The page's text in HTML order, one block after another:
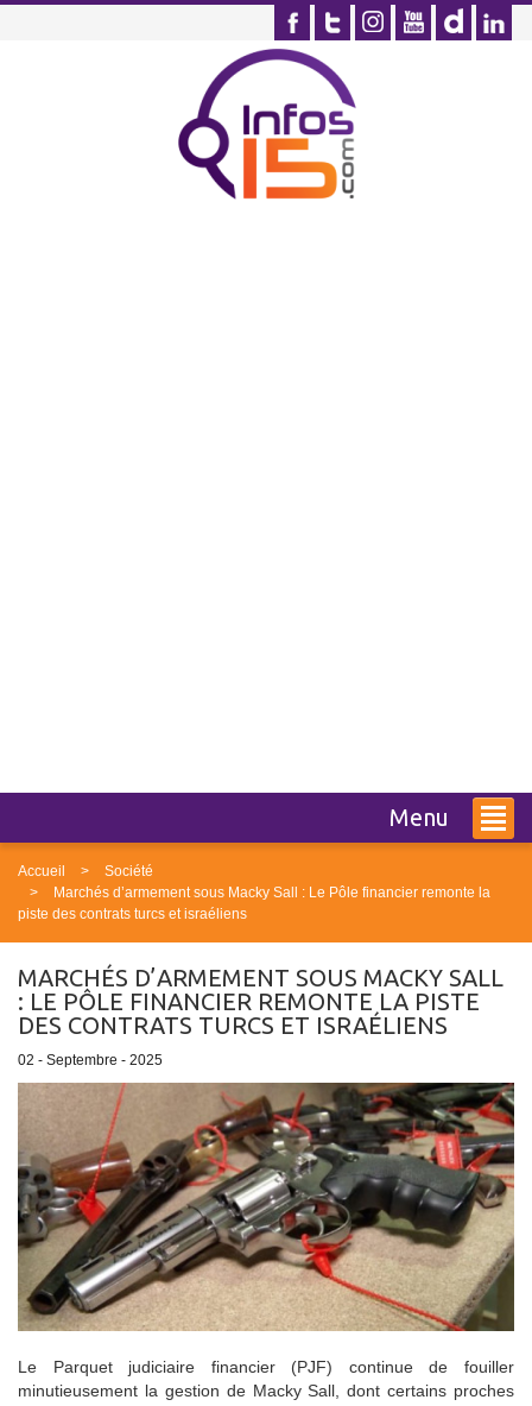
Menu
Accueil
Société
Marchés d’armement sous Macky Sall : Le Pôle financier remonte la
piste des contrats turcs et israéliens
MARCHÉS D’ARMEMENT SOUS MACKY SALL
: LE PÔLE FINANCIER REMONTE LA PISTE
DES CONTRATS TURCS ET ISRAÉLIENS
02 - Septembre - 2025
Le Parquet judiciaire financier (PJF) continue de fouiller
minutieusement la gestion de Macky Sall, dont certains proches